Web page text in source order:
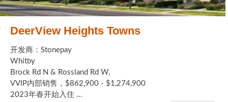
DeerView Heights Towns
开发商：Stonepay
Whitby
Brock Rd N & Rossland Rd W,
VVIP内部销售，$862,900 - $1,274,900
2023年春开始入住 ...